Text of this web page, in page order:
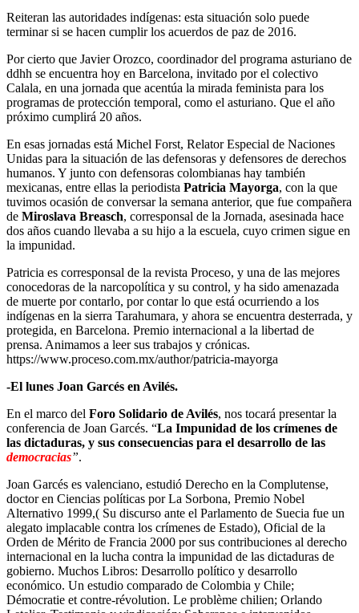
Reiteran las autoridades indígenas: esta situación solo puede
terminar si se hacen cumplir los acuerdos de paz de 2016.
Por cierto que Javier Orozco, coordinador del programa asturiano de
ddhh se encuentra hoy en Barcelona, invitado por el colectivo
Calala, en una jornada que acentúa la mirada feminista para los
programas de protección temporal, como el asturiano. Que el año
próximo cumplirá 20 años.
En esas jornadas está Michel Forst, Relator Especial de Naciones
Unidas para la situación de las defensoras y defensores de derechos
humanos. Y junto con defensoras colombianas hay también
mexicanas, entre ellas la periodista Patricia Mayorga, con la que
tuvimos ocasión de conversar la semana anterior, que fue compañera
de Miroslava Breasch, corresponsal de la Jornada, asesinada hace
dos años cuando llevaba a su hijo a la escuela, cuyo crimen sigue en
la impunidad.
Patricia es corresponsal de la revista Proceso, y una de las mejores
conocedoras de la narcopolítica y su control, y ha sido amenazada
de muerte por contarlo, por contar lo que está ocurriendo a los
indígenas en la sierra Tarahumara, y ahora se encuentra desterrada, y
protegida, en Barcelona. Premio internacional a la libertad de
prensa. Animamos a leer sus trabajos y crónicas.
https://www.proceso.com.mx/author/patricia-mayorga
-El lunes Joan Garcés en Avilés.
En el marco del Foro Solidario de Avilés, nos tocará presentar la
conferencia de Joan Garcés. “La Impunidad de los crímenes de
las dictaduras, y sus consecuencias para el desarrollo de las
democracias”.
Joan Garcés es valenciano, estudió Derecho en la Complutense,
doctor en Ciencias políticas por La Sorbona, Premio Nobel
Alternativo 1999,( Su discurso ante el Parlamento de Suecia fue un
alegato implacable contra los crímenes de Estado), Oficial de la
Orden de Mérito de Francia 2000 por sus contribuciones al derecho
internacional en la lucha contra la impunidad de las dictaduras de
gobierno. Muchos Libros: Desarrollo político y desarrollo
económico. Un estudio comparado de Colombia y Chile;
Démocratie et contre-révolution. Le problème chilien; Orlando